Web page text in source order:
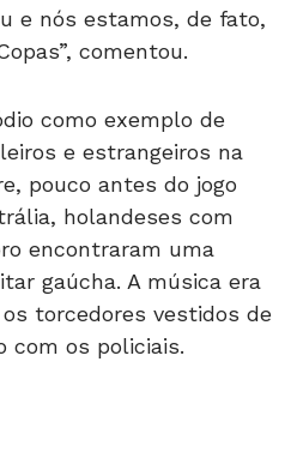
e nós estamos, de fato,
comentou.
como exemplo de
e estrangeiros na
pouco antes do jogo
holandeses com
encontraram uma
gaúcha. A música era
torcedores vestidos de
com os policiais.